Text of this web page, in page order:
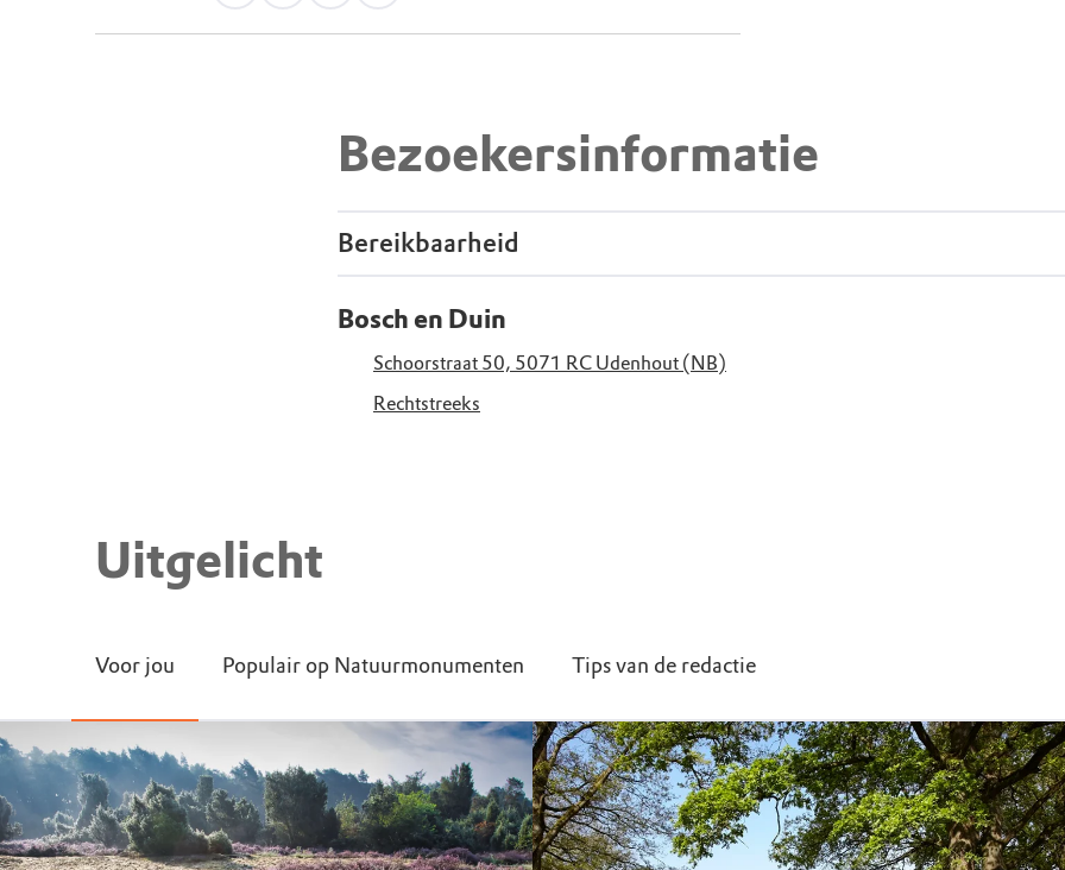
Bezoekersinformatie
Bereikbaarheid
Bosch en Duin
Schoorstraat 50, 5071 RC Udenhout (NB)
Rechtstreeks
Uitgelicht
Voor jou Populair op Natuurmonumenten Tips van de redactie